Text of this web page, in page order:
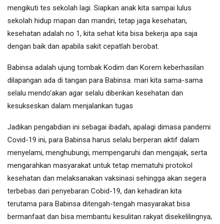
mengikuti tes sekolah lagi. Siapkan anak kita sampai lulus
sekolah hidup mapan dan mandiri, tetap jaga kesehatan,
kesehatan adalah no 1, kita sehat kita bisa bekerja apa saja
dengan baik dan apabila sakit cepatlah berobat.
Babinsa adalah ujung tombak Kodim dan Korem keberhasilan
dilapangan ada di tangan para Babinsa. mari kita sama-sama
selalu mendo’akan agar selalu diberikan kesehatan dan
kesukseskan dalam menjalankan tugas
Jadikan pengabdian ini sebagai ibadah, apalagi dimasa pandemi
Covid-19 ini, para Babinsa harus selalu berperan aktif dalam
menyelami, menghubungi, mempengaruhi dan mengajak, serta
mengarahkan masyarakat untuk tetap mematuhi protokol
kesehatan dan melaksanakan vaksinasi sehingga akan segera
terbebas dari penyebaran Cobid-19, dan kehadiran kita
terutama para Babinsa ditengah-tengah masyarakat bisa
bermanfaat dan bisa membantu kesulitan rakyat disekelilingnya,